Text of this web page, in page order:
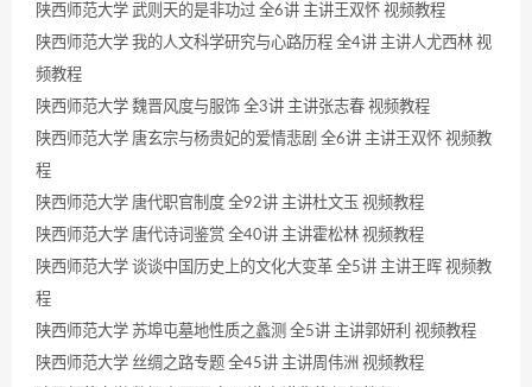
陕西师范大学 武则天的是非功过 全6讲 主讲王双怀 视频教程
陕西师范大学 我的人文科学研究与心路历程 全4讲 主讲人尤西林 视
频教程
陕西师范大学 魏晋风度与服饰 全3讲 主讲张志春 视频教程
陕西师范大学 唐玄宗与杨贵妃的爱情悲剧 全6讲 主讲王双怀 视频教
程
陕西师范大学 唐代职官制度 全92讲 主讲杜文玉 视频教程
陕西师范大学 唐代诗词鉴赏 全40讲 主讲霍松林 视频教程
陕西师范大学 谈谈中国历史上的文化大变革 全5讲 主讲王晖 视频教
程
陕西师范大学 苏埠屯墓地性质之蠡测 全5讲 主讲郭妍利 视频教程
陕西师范大学 丝绸之路专题 全45讲 主讲周伟洲 视频教程